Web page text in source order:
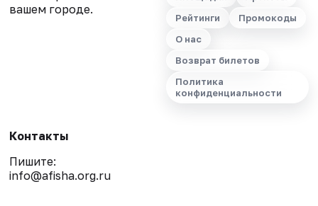
вашем городе.
Рейтинги
Промокоды
О нас
Возврат билетов
Политика
конфиденциальности
Контакты
Пишите:
info@afisha.org.ru